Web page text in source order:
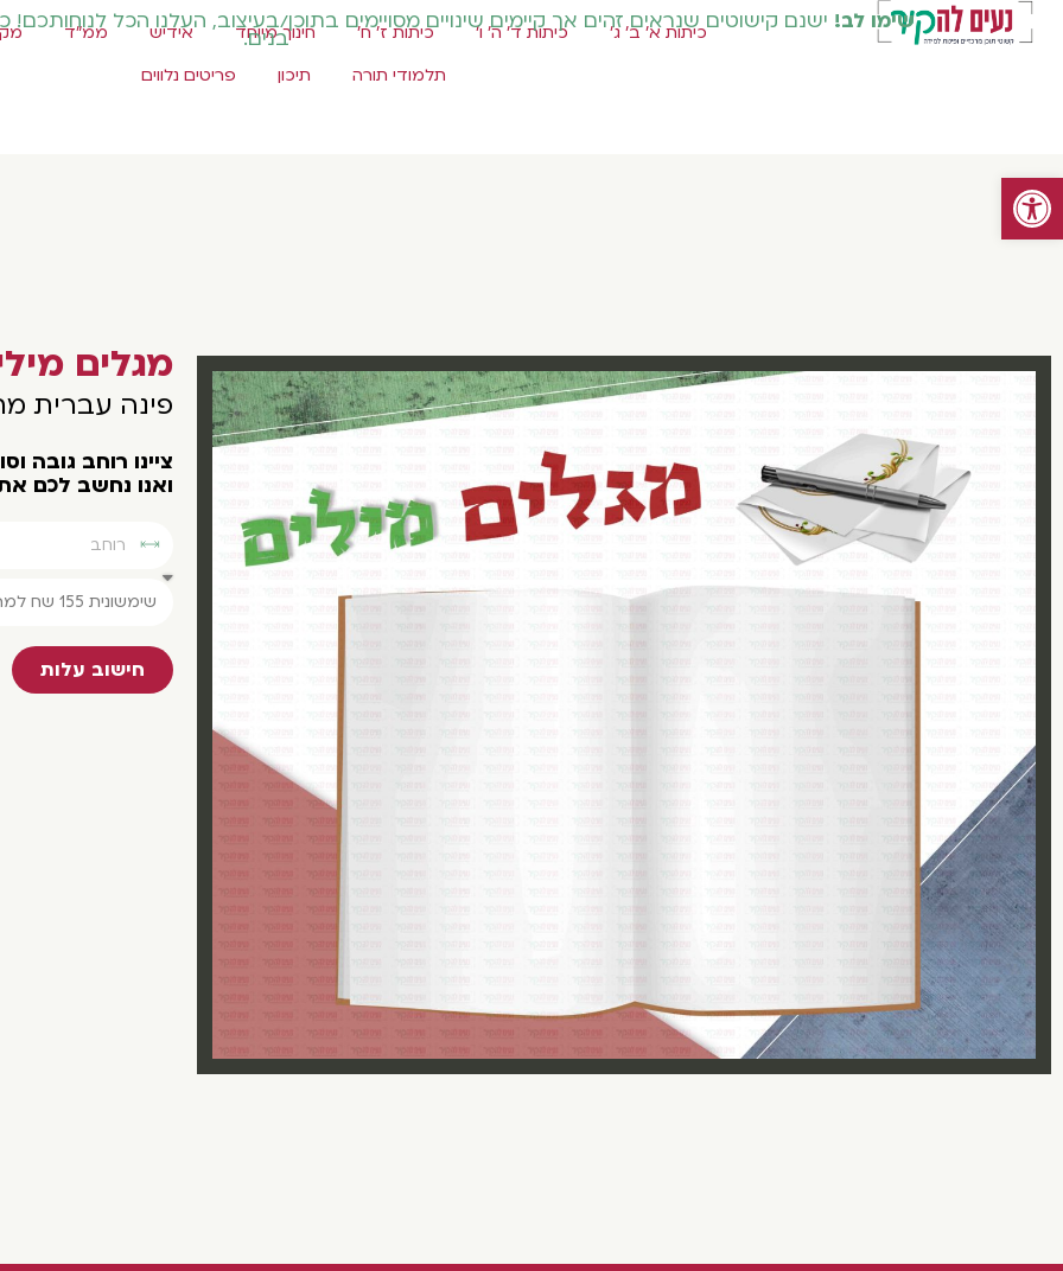
פתח סרגל נגישות
שימו לב! ישנם קישוטים שנראים זהים אך קיימים שינויים מסויימים בתוכן/בעיצוב, העלנו הכל
בנים. כיתות א' ב' ג' כיתות ד' ה' ו' כיתות ז' ח' חינוך מיוחד אידיש ממ"ד
תלמודי תורה
תיכון פריטים נלווים
מגלים
פינה עברית
צײנו רוחב גובה
ואנו נחשב לכם
חישוב עלות